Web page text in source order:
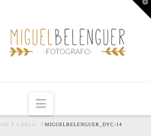
Navigation
Y CARLA MIGUELBELENGUER_DYC-14